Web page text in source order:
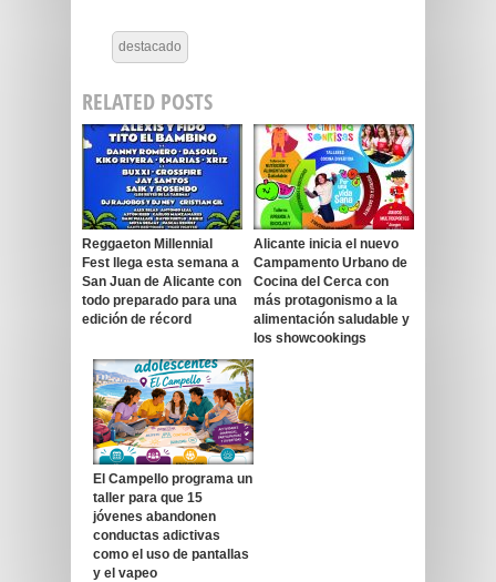
destacado
RELATED POSTS
Reggaeton Millennial
Fest llega esta semana a
San Juan de Alicante con
todo preparado para una
edición de récord
Alicante inicia el nuevo
Campamento Urbano de
Cocina del Cerca con
más protagonismo a la
alimentación saludable y
los showcookings
El Campello programa un
taller para que 15
jóvenes abandonen
conductas adictivas
como el uso de pantallas
y el vapeo